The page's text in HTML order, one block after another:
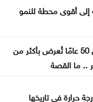
ريال مدريد
إلى أقوى محطة للنمو
سيارة عمرها أكثر من 50 عامًا تُعرض بأكثر من
.. ما القصة
حرارة في تاريخها